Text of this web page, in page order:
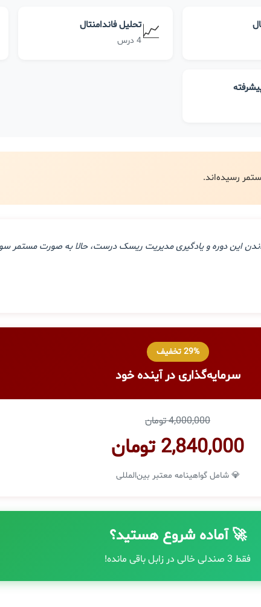
📈تحلیل فاندامنتال
4 درس
این دوره و یادگیری مدیریت ریسک درست، حالا به صورت مستمر
29% تخفیف
سرمایه‌گذاری در آینده خود
4,000,000 تومان
2,840,000 تومان
💎 شامل گواهینامه معتبر بین‌المللی
🚀 آماده شروع هستید؟
فقط 3 صندلی خالی در زابل باقی مانده!